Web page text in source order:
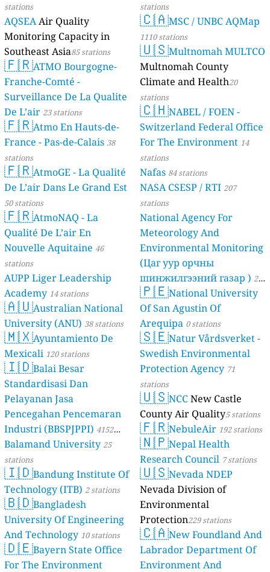
stations
AQSEAAir Quality
Monitoring Capacity in
Southeast Asia85 stations
🇫🇷ATMO Bourgogne-
Franche-Comté -
Surveillance De La Qualite
De L’air 23 stations
🇫🇷Atmo En Hauts-de-
France - Pas-de-Calais 38
stations
🇫🇷AtmoGE - La Qualité
De L’air Dans Le Grand Est
50 stations
🇫🇷AtmoNAQ - La
Qualité De L’air En
Nouvelle Aquitaine 46
stations
AUPP Liger Leadership
Academy 14 stations
🇦🇺Australian National
University (ANU) 38 stations
🇲🇽Ayuntamiento De
Mexicali 120 stations
🇮🇩Balai Besar
Standardisasi Dan
Pelayanan Jasa
Pencegahan Pencemaran
Industri (BBSPJPPI) 4152
stations
Balamand University25
stations
🇮🇩Bandung Institute Of
Technology (ITB) 2 stations
🇧🇩Bangladesh
University Of Engineering
And Technology 10 stations
🇩🇪Bayern State Office
For The Environment
stations
🇨🇦MSC / UNBC AQMap
1110 stations
🇺🇸Multnomah MULTCO
Multnomah County
Climate and Health20
stations
🇨🇭NABEL / FOEN -
Switzerland Federal Office
For The Environment 14
stations
Nafas 84 stations
NASA CSESP / RTI 207
stations
National Agency For
Meteorology And
Environmental Monitoring
(Цаг уур орчны
шинжилгээний газар ) 21
stations
🇵🇪National University
Of San Agustin Of
Arequipa 0 stations
🇸🇪Natur Vårdsverket -
Swedish Environmental
Protection Agency 71
stations
🇺🇸NCCNew Castle
County Air Quality5 stations
🇫🇷NebuleAir 192 stations
🇳🇵Nepal Health
Research Council 7 stations
🇺🇸Nevada NDEP
Nevada Division of
Environmental
Protection229 stations
🇨🇦New Foundland And
Labrador Department Of
Environment And